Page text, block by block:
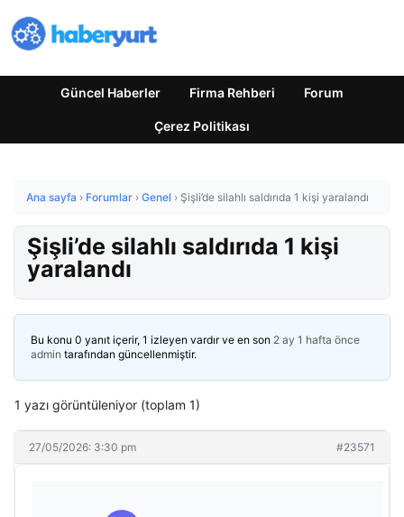
Güncel Haberler Firma Rehberi Forum
Çerez Politikası
Ana sayfa › Forumlar › Genel › Şişli’de silahlı saldırıda 1 kişi yaralandı
Şişli’de silahlı saldırıda 1 kişi
yaralandı
Bu konu 0 yanıt içerir, 1 izleyen vardır ve en son 2 ay 1 hafta önce
admin tarafından güncellenmiştir.
1 yazı görüntüleniyor (toplam 1)
27/05/2026: 3:30 pm #23571